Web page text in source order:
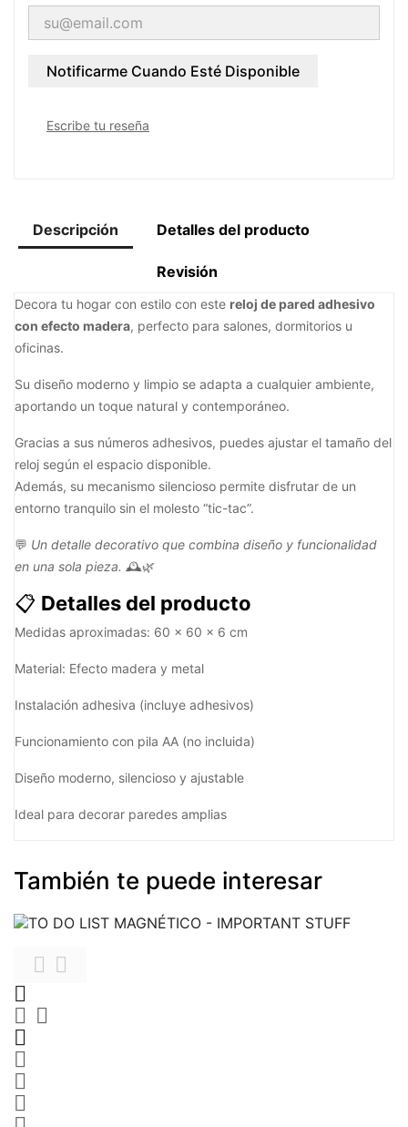
Notificarme Cuando Esté Disponible
Escribe tu reseña
Descripción Detalles del producto
Revisión
Decora tu hogar con estilo con este reloj de pared adhesivo
con efecto madera, perfecto para salones, dormitorios u
oficinas.
Su diseño moderno y limpio se adapta a cualquier ambiente,
aportando un toque natural y contemporáneo.
Gracias a sus números adhesivos, puedes ajustar el tamaño del
reloj según el espacio disponible.
Además, su mecanismo silencioso permite disfrutar de un
entorno tranquilo sin el molesto “tic-tac”.
💬 Un detalle decorativo que combina diseño y funcionalidad
en una sola pieza. 🕰️🌿
📋 Detalles del producto
Medidas aproximadas: 60 × 60 × 6 cm
Material: Efecto madera y metal
Instalación adhesiva (incluye adhesivos)
Funcionamiento con pila AA (no incluida)
Diseño moderno, silencioso y ajustable
Ideal para decorar paredes amplias
También te puede interesar
 

 



